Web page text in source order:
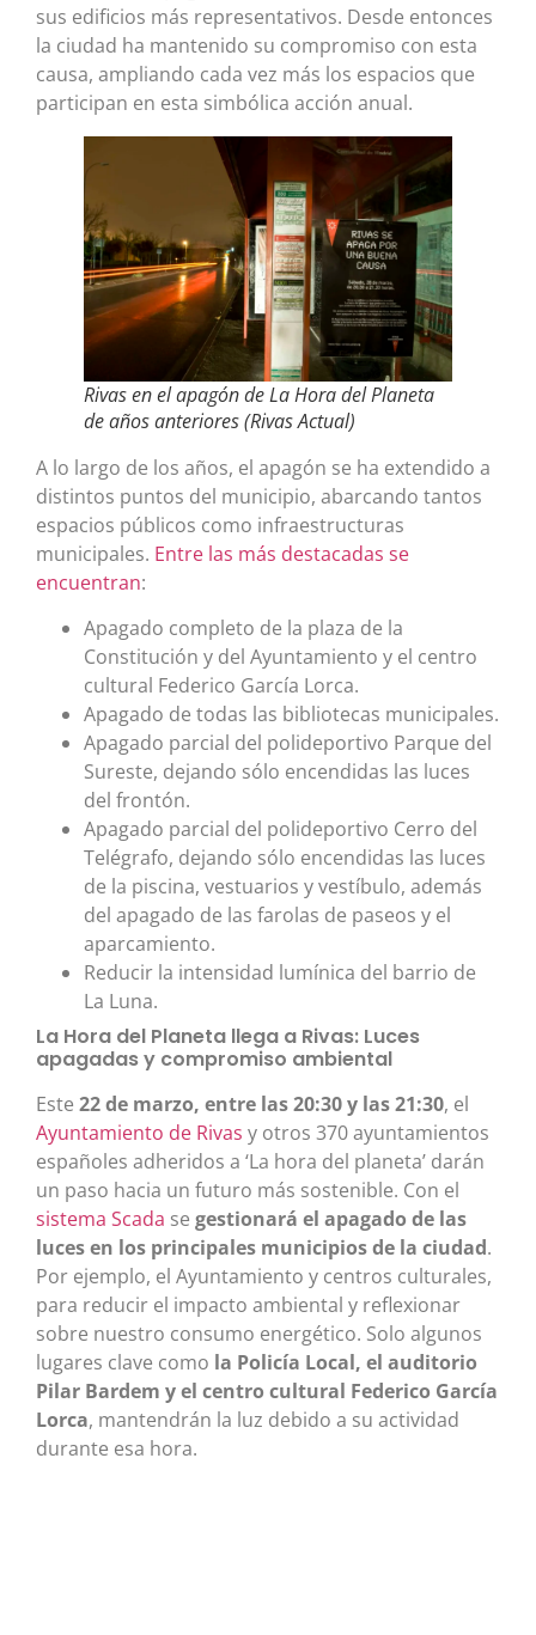
sus edificios más representativos. Desde entonces
la ciudad ha mantenido su compromiso con esta
causa, ampliando cada vez más los espacios que
participan en esta simbólica acción anual.
Rivas en el apagón de La Hora del Planeta
de años anteriores (Rivas Actual)
A lo largo de los años, el apagón se ha extendido a
distintos puntos del municipio, abarcando tantos
espacios públicos como infraestructuras
municipales. Entre las más destacadas se
encuentran:
Apagado completo de la plaza de la
Constitución y del Ayuntamiento y el centro
cultural Federico García Lorca.
Apagado de todas las bibliotecas municipales.
Apagado parcial del polideportivo Parque del
Sureste, dejando sólo encendidas las luces
del frontón.
Apagado parcial del polideportivo Cerro del
Telégrafo, dejando sólo encendidas las luces
de la piscina, vestuarios y vestíbulo, además
del apagado de las farolas de paseos y el
aparcamiento.
Reducir la intensidad lumínica del barrio de
La Luna.
La Hora del Planeta llega a Rivas: Luces
apagadas y compromiso ambiental
Este 22 de marzo, entre las 20:30 y las 21:30, el
Ayuntamiento de Rivas y otros 370 ayuntamientos
españoles adheridos a ‘La hora del planeta’ darán
un paso hacia un futuro más sostenible. Con el
sistema Scada se gestionará el apagado de las
luces en los principales municipios de la ciudad.
Por ejemplo, el Ayuntamiento y centros culturales,
para reducir el impacto ambiental y reflexionar
sobre nuestro consumo energético. Solo algunos
lugares clave como la Policía Local, el auditorio
Pilar Bardem y el centro cultural Federico García
Lorca, mantendrán la luz debido a su actividad
durante esa hora.